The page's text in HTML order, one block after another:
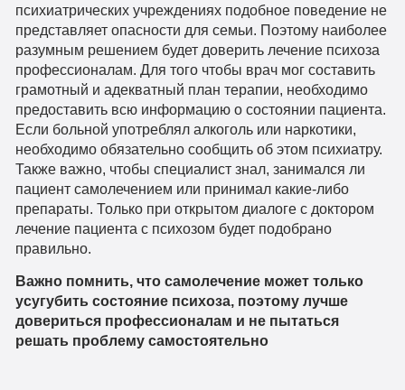
психиатрических учреждениях подобное поведение не
представляет опасности для семьи. Поэтому наиболее
разумным решением будет доверить лечение психоза
профессионалам. Для того чтобы врач мог составить
грамотный и адекватный план терапии, необходимо
предоставить всю информацию о состоянии пациента.
Если больной употреблял алкоголь или наркотики,
необходимо обязательно сообщить об этом психиатру.
Также важно, чтобы специалист знал, занимался ли
пациент самолечением или принимал какие-либо
препараты. Только при открытом диалоге с доктором
лечение пациента с психозом будет подобрано
правильно.
Важно помнить, что самолечение может только
усугубить состояние психоза, поэтому лучше
довериться профессионалам и не пытаться
решать проблему самостоятельно